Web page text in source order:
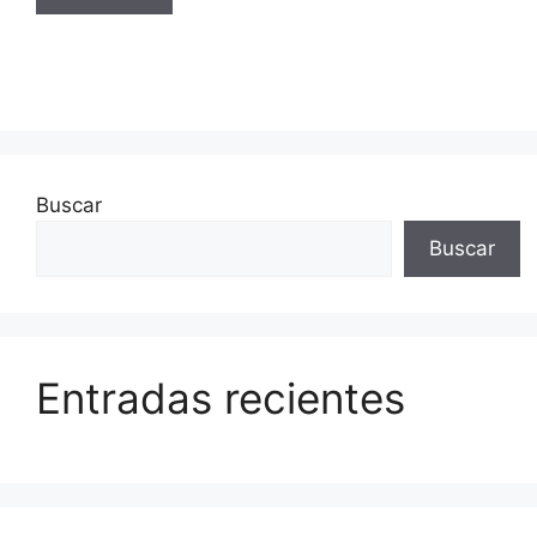
Buscar
Buscar
Entradas recientes